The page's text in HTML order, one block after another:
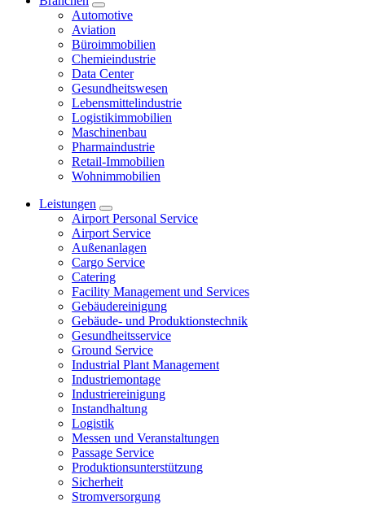
Automotive
Aviation
Büroimmobilien
Chemieindustrie
Data Center
Gesundheitswesen
Lebensmittelindustrie
Logistikimmobilien
Maschinenbau
Pharmaindustrie
Retail-Immobilien
Wohnimmobilien
Leistungen
Airport Personal Service
Airport Service
Außenanlagen
Cargo Service
Catering
Facility Management und Services
Gebäudereinigung
Gebäude- und Produktionstechnik
Gesundheitsservice
Ground Service
Industrial Plant Management
Industriemontage
Industriereinigung
Instandhaltung
Logistik
Messen und Veranstaltungen
Passage Service
Produktionsunterstützung
Sicherheit
Stromversorgung